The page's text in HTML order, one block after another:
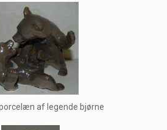
af legende bjørne